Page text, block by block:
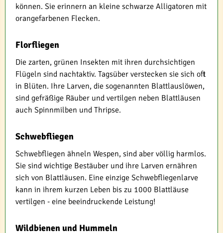
können. Sie erinnern an kleine schwarze Alligatoren mit
orangefarbenen Flecken.
Florfliegen
Die zarten, grünen Insekten mit ihren durchsichtigen
Flügeln sind nachtaktiv. Tagsüber verstecken sie sich oft
in Blüten. Ihre Larven, die sogenannten Blattlauslöwen,
sind gefräßige Räuber und vertilgen neben Blattläusen
auch Spinnmilben und Thripse.
Schwebfliegen
Schwebfliegen ähneln Wespen, sind aber völlig harmlos.
Sie sind wichtige Bestäuber und ihre Larven ernähren
sich von Blattläusen. Eine einzige Schwebfliegenlarve
kann in ihrem kurzen Leben bis zu 1000 Blattläuse
vertilgen - eine beeindruckende Leistung!
Wildbienen und Hummeln